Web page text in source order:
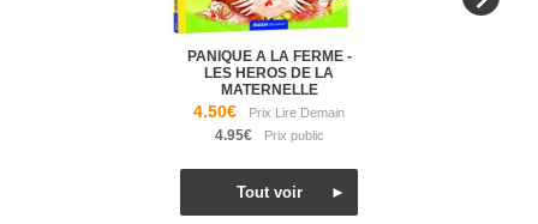
PANIQUE A LA FERME -
LES HEROS DE LA
MATERNELLE
4.50€
4.95€